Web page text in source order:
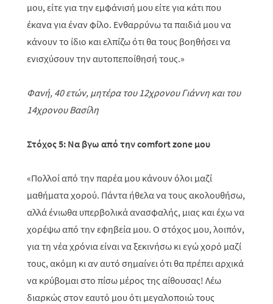
μου, είτε για την εμφάνισή μου είτε για κάτι που
έκανα για έναν φίλο. Ενθαρρύνω τα παιδιά μου να
κάνουν το ίδιο και ελπίζω ότι θα τους βοηθήσει να
ενισχύσουν την αυτοπεποίθησή τους.»
Φανή, 40 ετών, μητέρα του 12χρονου Γιάννη και του
14χρονου Βασίλη
Στόχος 5: Να βγω από την comfort zone μου
«Πολλοί από την παρέα μου κάνουν όλοι μαζί
μαθήματα χορού. Πάντα ήθελα να τους ακολουθήσω,
αλλά ένιωθα υπερβολικά ανασφαλής, μιας και έχω να
χορέψω από την εφηβεία μου. Ο στόχος μου, λοιπόν,
για τη νέα χρόνια είναι να ξεκινήσω κι εγώ χορό μαζί
τους, ακόμη κι αν αυτό σημαίνει ότι θα πρέπει αρχικά
να κρύβομαι στο πίσω μέρος της αίθουσας! Λέω
διαρκώς στον εαυτό μου ότι μεγαλοποιώ τους